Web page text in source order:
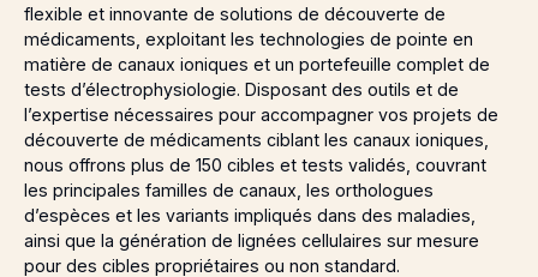
flexible et innovante de solutions de découverte de
médicaments, exploitant les technologies de pointe en
matière de canaux ioniques et un portefeuille complet de
tests d’électrophysiologie. Disposant des outils et de
l’expertise nécessaires pour accompagner vos projets de
découverte de médicaments ciblant les canaux ioniques,
nous offrons plus de 150 cibles et tests validés, couvrant
les principales familles de canaux, les orthologues
d’espèces et les variants impliqués dans des maladies,
ainsi que la génération de lignées cellulaires sur mesure
pour des cibles propriétaires ou non standard.